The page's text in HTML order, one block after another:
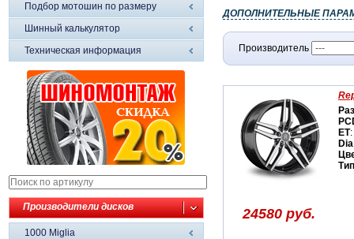
Подбор мотошин по размеру
Шинный калькулятор
Техническая информация
Производители дисков
1000 Miglia
ДОПОЛНИТЕЛЬНЫЕ
Производитель
ET
Dia
Тип
24580 руб.